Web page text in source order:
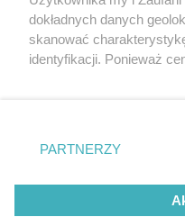
Twojemiasto
Piekary Śląskie
Chorzów
Tarnowskie Góry
Gliwice
dokładnych danych
skanować
identyfikacji. Ponieważ
prywatności znajdujący
. Niektóre rodzaje
zgody użytkownika, ale
takiemu przetwarzaniu.
PARTNERZY